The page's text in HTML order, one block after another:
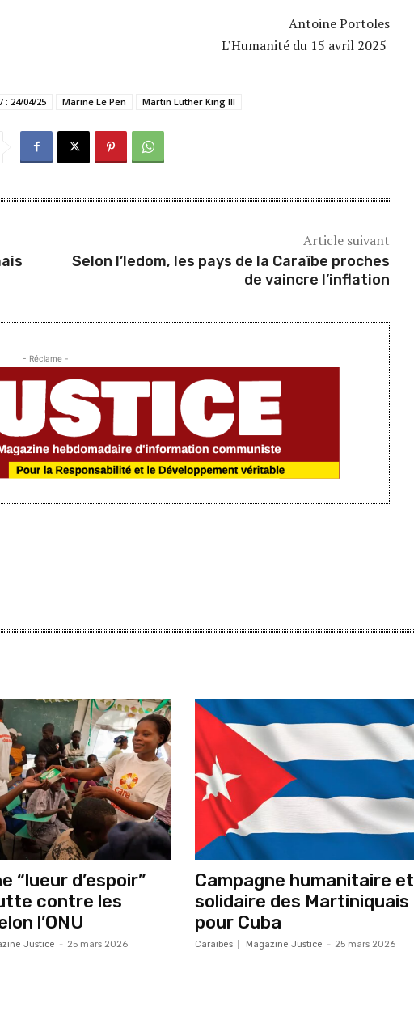
Antoine Portoles
L’Humanité du 15 avril 2025
: 24/04/25 Marine Le Pen Martin Luther King III
Article suivant
Selon l’Iedom, les pays de la Caraïbe proches
de vaincre l’inflation
- Réclame -
“lueur d’espoir”
contre les
l’ONU
Justice - 25 mars 2026
Campagne humanitaire et
solidaire des Martiniquais
pour Cuba
Caraïbes Magazine Justice - 25 mars 2026